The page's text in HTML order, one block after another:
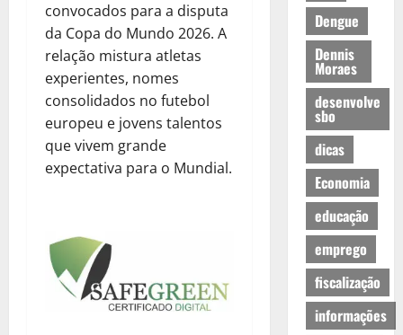
convocados para a disputa
da Copa do Mundo 2026. A
relação mistura atletas
experientes, nomes
consolidados no futebol
europeu e jovens talentos
que vivem grande
expectativa para o Mundial.
Dengue
Dennis
Moraes
desenvolve
sbo
dicas
Economia
educação
emprego
fiscalização
informações